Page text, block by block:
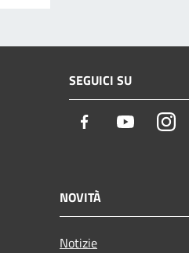
SEGUICI SU
Facebook Youtube
NOVITÀ
Notizie